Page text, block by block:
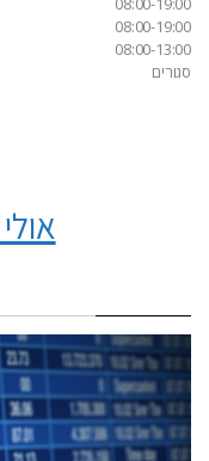
08:00-19:00
08:00-13:00
סגורים